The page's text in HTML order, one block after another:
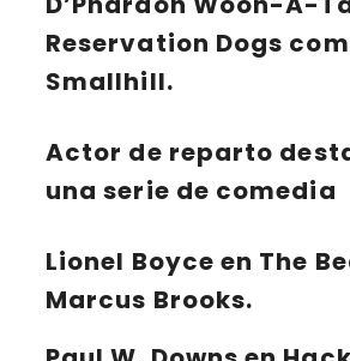
Reservation Dogs
Smallhill.
Actor de reparto
una serie de comedia
Lionel Boyce en The
Marcus Brooks.